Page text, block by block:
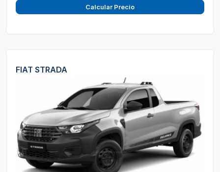
Calcular Precio
FIAT STRADA